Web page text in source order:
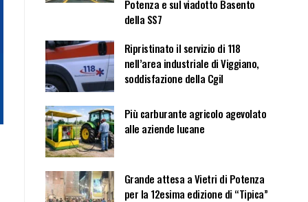
Potenza e sul viadotto Basento
della SS7
Ripristinato il servizio di 118
nell’area industriale di Viggiano,
soddisfazione della Cgil
Più carburante agricolo agevolato
alle aziende lucane
Grande attesa a Vietri di Potenza
per la 12esima edizione di “Tipica”